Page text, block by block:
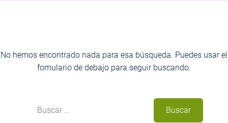
No hemos encontrado nada para esa búsqueda. Puedes usar el
fomulario de debajo para seguir buscando.